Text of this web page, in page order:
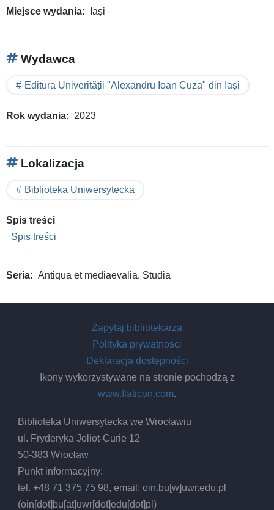
Miejsce wydania Iași
Wydawca
Editura Univerității "Alexandru Ioan Cuza" din Iași
Rok wydania 2023
Lokalizacja
Biblioteka Uniwersytecka
Spis treści
Spis treści
Seria Antiqua et mediaevalia. Studia
Zapytaj bibliotekarza
Polityka prywatności
Deklaracja dostępności
Ikony wykorzystywane na stronie pochodzą z
www.flaticon.com.
Biblioteka Uniwersytecka we Wrocławiu
ul. Fryderyka Joliot-Curie 12
50-383 Wrocław
Punkt informacyjny:
tel. +48 71 375 75 98, email:oin.bu[w]uwr.edu.pl
(oin[dot]bu[at]uwr[dot]edu[dot]pl)